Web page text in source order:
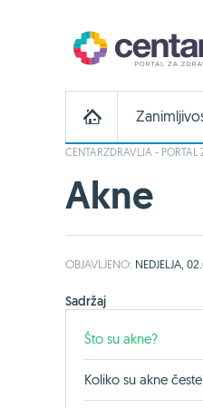
CENTARZDRAVLJA - PORTAL
Akne
OBJAVLJENO: NEDJELJA,
Sadržaj
Što su akne?
Koliko su akne